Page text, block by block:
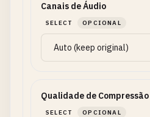
Canais de Áudio
SELECT OPCIONAL
Qualidade de Compressão
SELECT OPCIONAL